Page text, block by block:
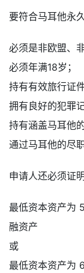
要符合马耳他永
必须是非欧盟、
必须年满18岁；
持有有效旅行证件
拥有良好的犯罪记
持有涵盖马耳他
通过马耳他的尽
申请人还必须证
最低资本资产为
融资产
或
最低资本资产为